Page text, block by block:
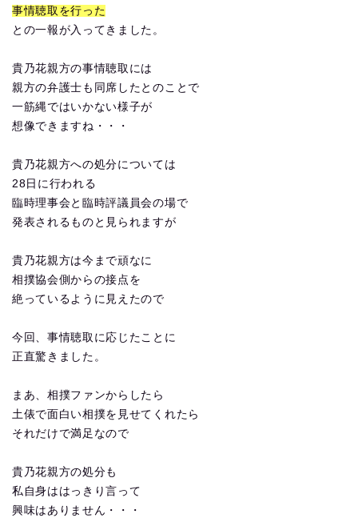
事情聴取を行った
との一報が入ってきました。
貴乃花親方の事情聴取には
親方の弁護士も同席したとのことで
一筋縄ではいかない様子が
想像できますね・・・
貴乃花親方への処分については
28日に行われる
臨時理事会と臨時評議員会の場で
発表されるものと見られますが
貴乃花親方は今まで頑なに
相撲協会側からの接点を
絶っているように見えたので
今回、事情聴取に応じたことに
正直驚きました。
まあ、相撲ファンからしたら
土俵で面白い相撲を見せてくれたら
それだけで満足なので
貴乃花親方の処分も
私自身ははっきり言って
興味はありません・・・